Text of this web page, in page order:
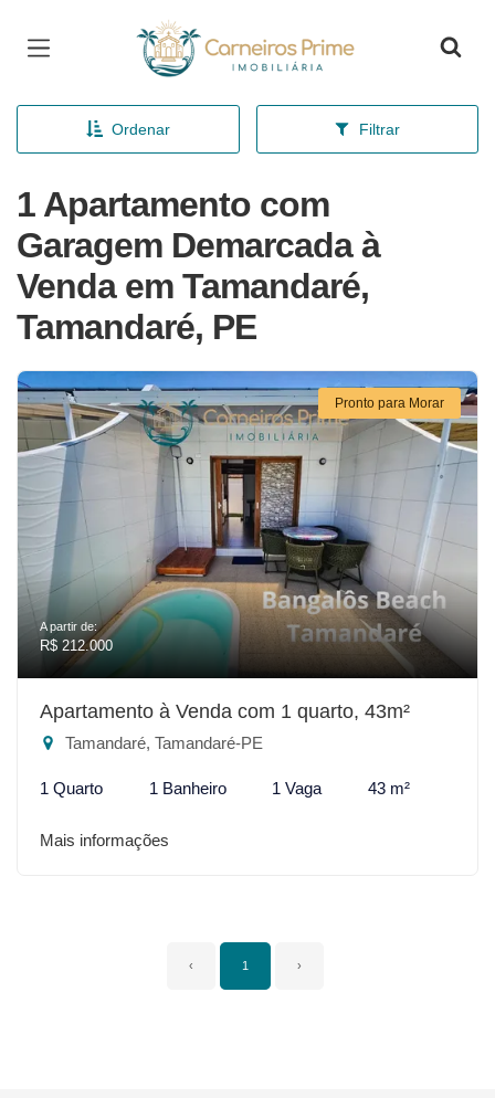
Página inicial
Ordenar Filtrar
1 Apartamento com
Garagem Demarcada à
Venda em Tamandaré,
Tamandaré, PE
Pronto para Morar
A partir de:
R$ 212.000
Apartamento à Venda com 1 quarto, 43m²
Tamandaré, Tamandaré-PE
1 Quarto 1 Banheiro 1 Vaga 43 m²
Mais informações
‹ 1 ›